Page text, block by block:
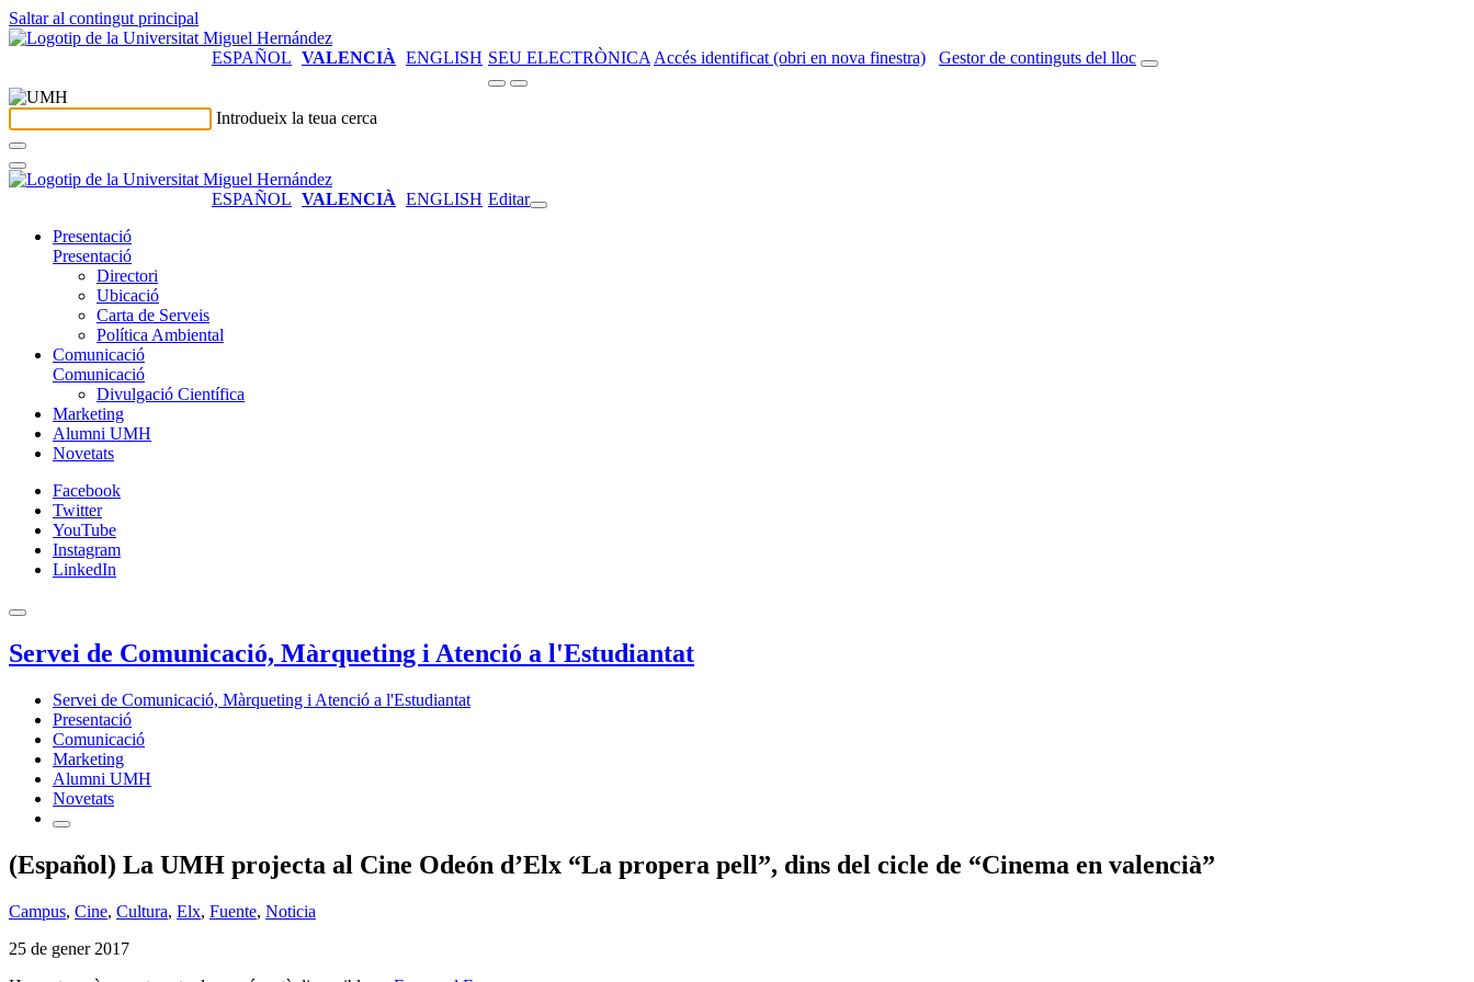
Saltar al contingut principal
ESPAÑOL VALENCIÀ ENGLISH SEU ELECTRÒNICA Accés identificat (obri en nova finestra) Gestor de continguts del lloc
Introdueix la teua cerca
ESPAÑOL VALENCIÀ ENGLISH Editar
Presentació
Presentació
Directori
Ubicació
Carta de Serveis
Política Ambiental
Comunicació
Comunicació
Divulgació Científica
Marketing
Alumni UMH
Novetats
Facebook
Twitter
YouTube
Instagram
LinkedIn
Servei de Comunicació, Màrqueting i Atenció a l'Estudiantat
Servei de Comunicació, Màrqueting i Atenció a l'Estudiantat
Presentació
Comunicació
Marketing
Alumni UMH
Novetats
(Español) La UMH projecta al Cine Odeón d’Elx “La propera pell”, dins del cicle de “Cinema en valencià”
Campus, Cine, Cultura, Elx, Fuente, Noticia
25 de gener 2017